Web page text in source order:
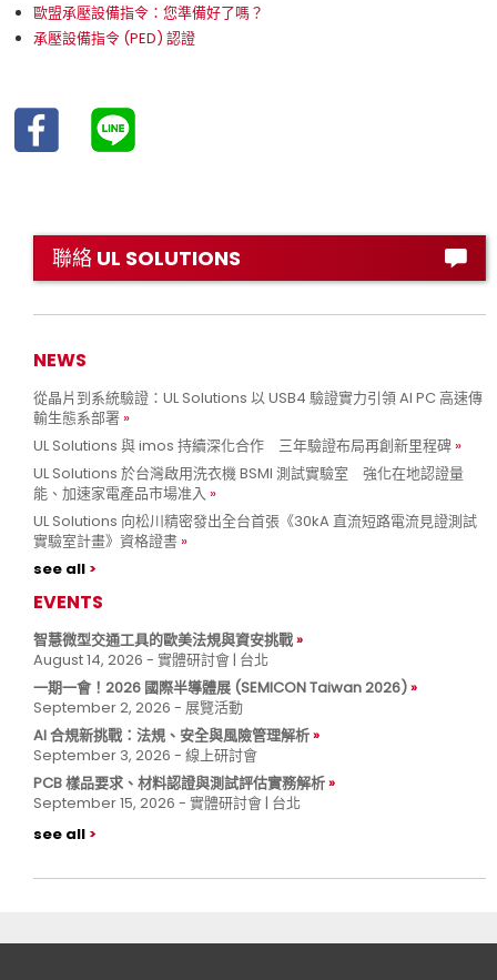
歐盟承壓設備指令：您準備好了嗎？
承壓設備指令 (PED) 認證
聯絡 UL SOLUTIONS
NEWS
從晶片到系統驗證：UL Solutions 以 USB4 驗證實力引領 AI PC 高速傳
輸生態系部署
UL Solutions 與 imos 持續深化合作 三年驗證布局再創新里程碑
UL Solutions 於台灣啟用洗衣機 BSMI 測試實驗室 強化在地認證量
能、加速家電產品市場准入
UL Solutions 向松川精密發出全台首張《30kA 直流短路電流見證測試
實驗室計畫》資格證書
see all
EVENTS
智慧微型交通工具的歐美法規與資安挑戰
August 14, 2026 - 實體研討會 | 台北
一期一會！2026 國際半導體展 (SEMICON Taiwan 2026)
September 2, 2026 - 展覽活動
AI 合規新挑戰：法規、安全與風險管理解析
September 3, 2026 - 線上研討會
PCB 樣品要求、材料認證與測試評估實務解析
September 15, 2026 - 實體研討會 | 台北
see all